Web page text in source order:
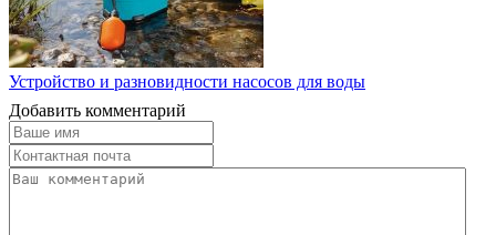
Устройство и разновидности насосов для воды
Добавить комментарий